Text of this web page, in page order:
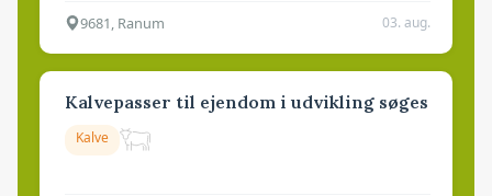
9681, Ranum 03. aug.
Kalvepasser til ejendom i udvikling søges
Kalve